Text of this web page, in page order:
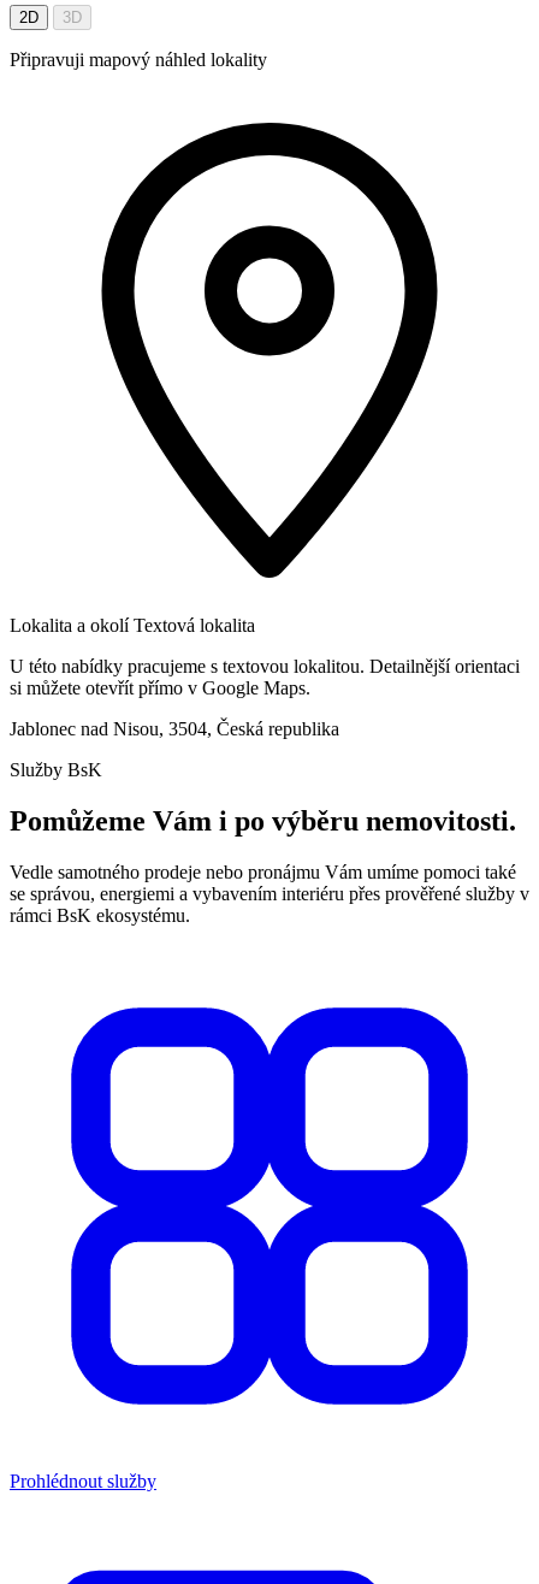
2D 3D
Připravuji mapový náhled lokality
Lokalita a okolí Textová lokalita
U této nabídky pracujeme s textovou lokalitou. Detailnější orientaci
si můžete otevřít přímo v Google Maps.
Jablonec nad Nisou, 3504, Česká republika
Služby BsK
Pomůžeme Vám i po výběru nemovitosti.
Vedle samotného prodeje nebo pronájmu Vám umíme pomoci také
se správou, energiemi a vybavením interiéru přes prověřené služby v
rámci BsK ekosystému.
Prohlédnout služby